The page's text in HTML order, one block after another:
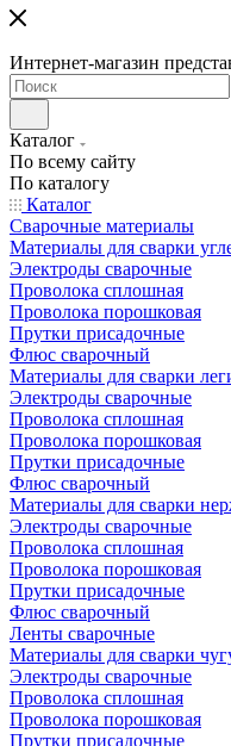
Интернет-магазин
Каталог
По всему сайту
По каталогу
Каталог
Сварочные материалы
Материалы для сварки
Электроды сварочные
Проволока сплошная
Проволока порошковая
Прутки присадочные
Флюс сварочный
Материалы для сварки
Электроды сварочные
Проволока сплошная
Проволока порошковая
Прутки присадочные
Флюс сварочный
Материалы для сварки
Электроды сварочные
Проволока сплошная
Проволока порошковая
Прутки присадочные
Флюс сварочный
Ленты сварочные
Материалы для сварки
Электроды сварочные
Проволока сплошная
Проволока порошковая
Прутки присадочные